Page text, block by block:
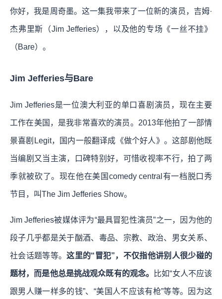
你好，我是周奇墨。这一集我带来了一位新的演员，吉姆·
杰弗里斯（Jim Jefferies），以及他的专场《一丝不挂》
（Bare）。
Jim Jefferies与Bare
Jim Jefferies是一位澳大利亚的单口喜剧演员，现在主要
工作在美国，是我非常喜欢的演员。2013年他拍了一部情
景喜剧Legit，国内一般翻译成《做个好人》。这部剧他既
当编剧又当主演，口碑特别好，可惜收视率不行，拍了两
季就被砍了。现在他在美国comedy central有一档脱口秀
节目，叫The Jim Jefferies Show。
Jim Jefferies被媒体评为“最具冒犯性演员”之一，因为他的
段子几乎都是关于酗酒、毒品、宗教、政治、男女关系、
社会话题等等。这里的“冒犯”，不仅指他讲别人很少碰的
题材，而是他总是挑战观众既有的观念。 比如“女人不应该
跟男人赚一样多的钱”、“美国人不应该有枪”等等。因为这